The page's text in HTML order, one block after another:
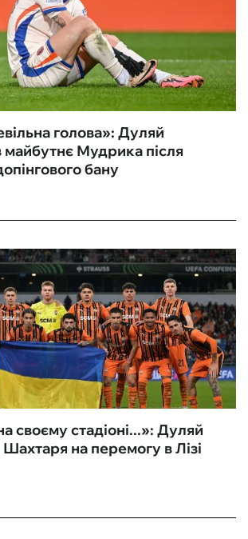
голова»: Дуляй
майбутнє Мудрика після
бану
своєму стадіоні...»: Дуляй
на перемогу в Лізі